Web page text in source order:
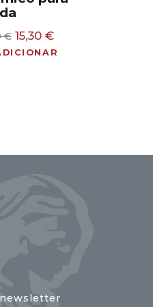
€ O
preço
15,30 €O
preço